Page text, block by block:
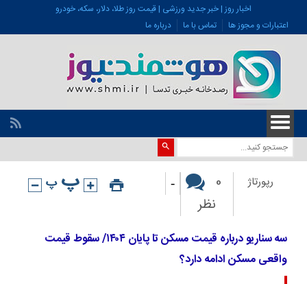
اخبار روز | خبر جدید ورزشی | قیمت روز طلا، دلار، سکه، خودرو
اعتبارات و مجوز ها
تماس با ما درباره ما
رپورتاژ
0
نظر
-
سه سناریو درباره قیمت مسکن تا پایان ۱۴۰۴/ سقوط قیمت
واقعی مسکن ادامه دارد؟